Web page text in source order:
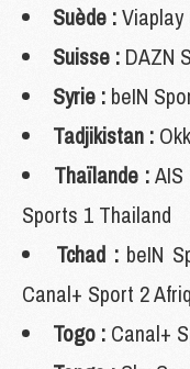
Suède :Viaplay
Suisse : DAZN
Syrie : beIN
Tadjikistan :
Thaïlande :
Sports 1 Thailand
Tchad :beIN
Canal+ Sport 2
Togo : Canal+